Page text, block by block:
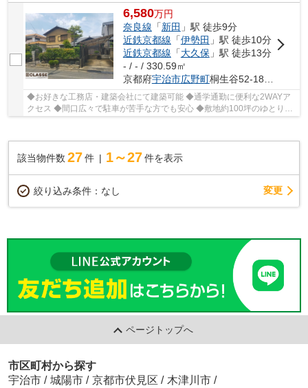
6,580万円
奈良線 「新田 」駅 徒歩9分
近鉄京都線 「伊勢田 」駅 徒歩10分
近鉄京都線 「大久保」駅 徒歩13分
- / - / 330.59㎡
京都府宇治市広野町桐生谷52-18、52-19
◆お好きな工務店・建築会社にて建築可能 ◆通学通勤に便利な2WAYア
クセス ◆間口広々で駐車が苦手な方でも安心 ◆敷地約100坪のゆとりあ
該当物件数 27件 1～27 件を表示
絞り込み条件： なし 変更
ページトップへ
市区町村から探す
宇治市 / 城陽市 / 京都市伏見区 / 木津川市 /